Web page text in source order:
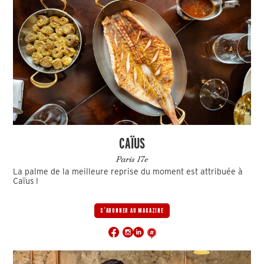
CAÏUS
Paris 17e
La palme de la meilleure reprise du moment est attribuée à
Caïus !
S'ABONNER AU MAGAZINE